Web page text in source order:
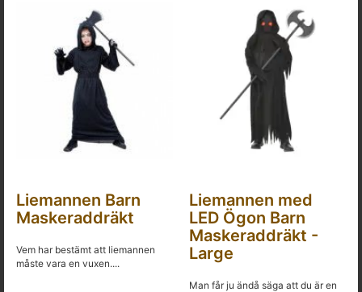
Liemannen Barn
Maskeraddräkt
Vem har bestämt att liemannen
måste vara en vuxen....
Liemannen med
LED Ögon Barn
Maskeraddräkt -
Large
Man får ju ändå säga att du är en